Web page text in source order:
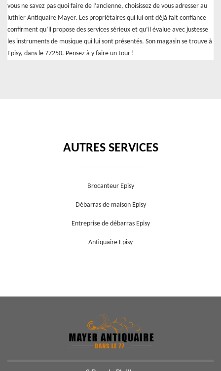
vous ne savez pas quoi faire de l’ancienne, choisissez de vous adresser au
luthier Antiquaire Mayer. Les propriétaires qui lui ont déjà fait confiance
confirment qu’il propose des services sérieux et qu’il évalue avec justesse
les instruments de musique qui lui sont présentés. Son magasin se trouve à
Episy, dans le 77250. Pensez à y faire un tour !
AUTRES SERVICES
Brocanteur Episy
Débarras de maison Episy
Entreprise de débarras Episy
Antiquaire Episy